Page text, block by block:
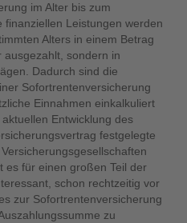
im Alter bis zum
Leistungen werden
Alters in einem Betrag
ausgezahlt, sondern in
Dadurch sind die
Sofortrentenversicherung
Einnahmen einkalkuliert
Entwicklung des
festgelegte
es für einen großen Teil der
schon rechtzeitig vor
zur Sofortrentenversicherung
zu